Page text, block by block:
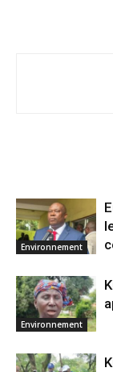
Environnement
Environnement